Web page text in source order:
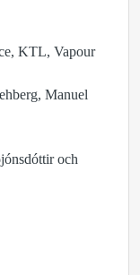
KTL, Vapour
Manuel
och